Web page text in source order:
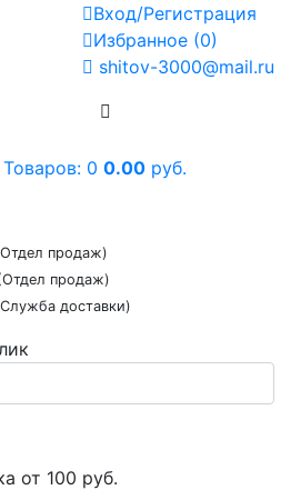
Вход/Регистрация
Избранное (0)
shitov-3000@mail.ru
продаж)
продаж)
доставки)
от 100 руб.
Товаров: 0 0.00 руб.